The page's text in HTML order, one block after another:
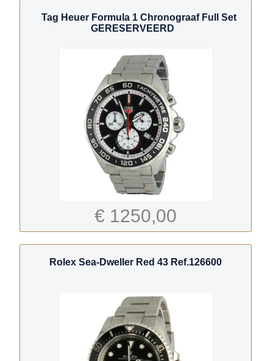
Tag Heuer Formula 1 Chronograaf Full Set
GERESERVEERD
€ 1250,00
Rolex Sea-Dweller Red 43 Ref.126600